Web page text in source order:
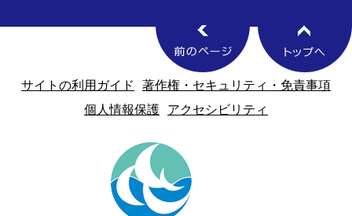
サイトの利用ガイド
著作権・セキュリティ・免責事項
個人情報保護
アクセシビリティ